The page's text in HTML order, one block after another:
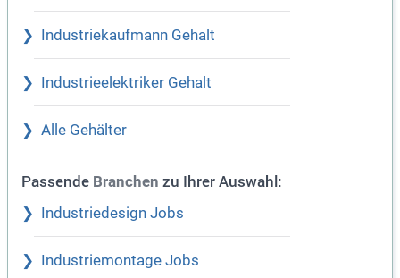
Industriekaufmann Gehalt
Industrieelektriker Gehalt
Alle Gehälter
Passende Branchen zu Ihrer Auswahl:
Industriedesign Jobs
Industriemontage Jobs